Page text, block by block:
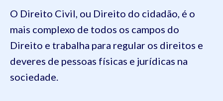
O Direito Civil, ou Direito do cidadão, é o
mais complexo de todos os campos do
Direito e trabalha para regular os direitos e
deveres de pessoas físicas e jurídicas na
sociedade.